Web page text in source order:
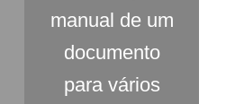
manual de um
documento
para vários